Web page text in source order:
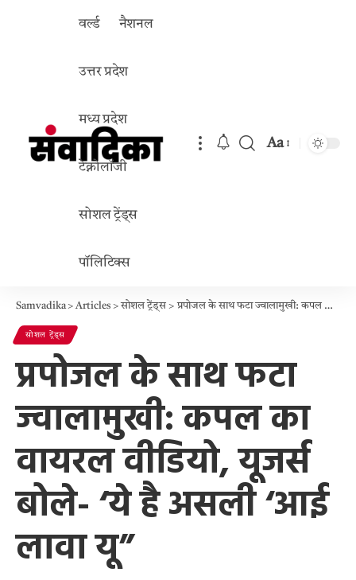
वर्ल्ड नैशनल
उत्तर प्रदेश
मध्य प्रदेश
टेक्नोलॉजी
सोशल ट्रेंड्स
पॉलिटिक्स
Aa
Samvadika>Articles >सोशल ट्रेंड्स >प्रपोजल के साथ फटा ज्वालामुखी: कपल का वायरल वीडियो, यूजर्स बोले- ‘ये है असली ‘आई लावा यू”
सोशल ट्रेंड्स
प्रपोजल के साथ फटा
ज्वालामुखी: कपल का
वायरल वीडियो, यूजर्स
बोले- ‘ये है असली ‘आई
लावा यू”